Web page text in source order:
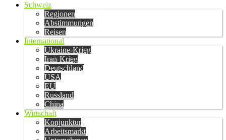
Schweiz
Regionen
Abstimmungen
Reisen
International
Ukraine-Krieg
Iran-Krieg
Deutschland
USA
EU
Russland
China
Wirtschaft
Konjunktur
Arbeitsmarkt